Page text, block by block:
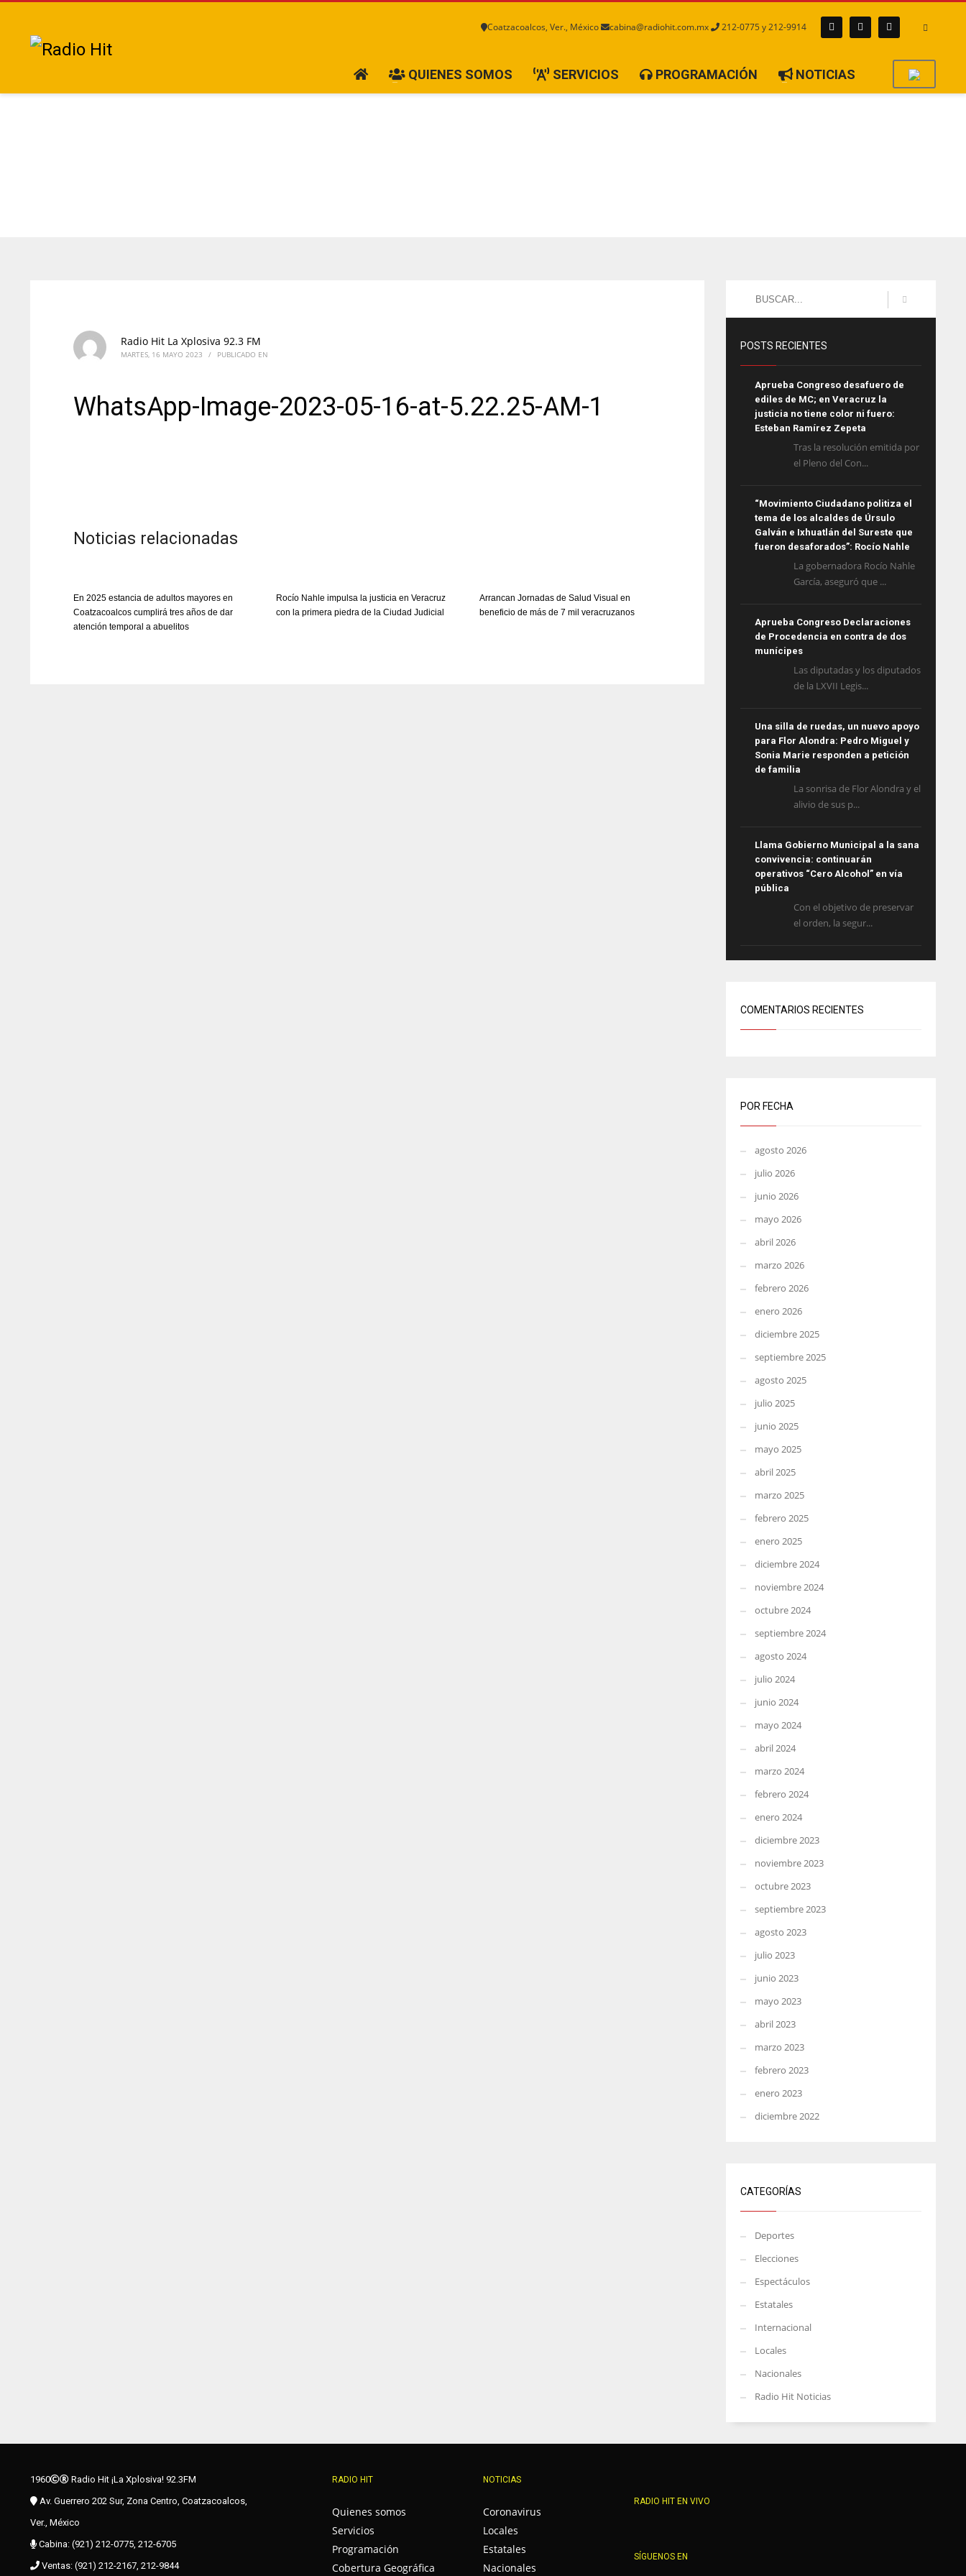
Coatzacoalcos, Ver., México cabina@radiohit.com.mx 212-0775 y 212-9914
QUIENES SOMOS SERVICIOS PROGRAMACIÓN NOTICIAS
Radio Hit La Xplosiva 92.3 FM
MARTES, 16 MAYO 2023 / PUBLICADO EN
WhatsApp-Image-2023-05-16-at-5.22.25-AM-1
Noticias relacionadas
En 2025 estancia de adultos mayores en
Coatzacoalcos cumplirá tres años de dar
atención temporal a abuelitos
Rocío Nahle impulsa la justicia en Veracruz
con la primera piedra de la Ciudad Judicial
Arrancan Jornadas de Salud Visual en
beneficio de más de 7 mil veracruzanos
POSTS RECIENTES
Aprueba Congreso desafuero de
ediles de MC; en Veracruz la
justicia no tiene color ni fuero:
Esteban Ramírez Zepeta
Tras la resolución emitida por
el Pleno del Con...
“Movimiento Ciudadano politiza el
tema de los alcaldes de Úrsulo
Galván e Ixhuatlán del Sureste que
fueron desaforados”: Rocío Nahle
La gobernadora Rocío Nahle
García, aseguró que ...
Aprueba Congreso Declaraciones
de Procedencia en contra de dos
munícipes
Las diputadas y los diputados
de la LXVII Legis...
Una silla de ruedas, un nuevo apoyo
para Flor Alondra: Pedro Miguel y
Sonia Marie responden a petición
de familia
La sonrisa de Flor Alondra y el
alivio de sus p...
Llama Gobierno Municipal a la sana
convivencia: continuarán
operativos “Cero Alcohol” en vía
pública
Con el objetivo de preservar
el orden, la segur...
COMENTARIOS RECIENTES
POR FECHA
agosto 2026
julio 2026
junio 2026
mayo 2026
abril 2026
marzo 2026
febrero 2026
enero 2026
diciembre 2025
septiembre 2025
agosto 2025
julio 2025
junio 2025
mayo 2025
abril 2025
marzo 2025
febrero 2025
enero 2025
diciembre 2024
noviembre 2024
octubre 2024
septiembre 2024
agosto 2024
julio 2024
junio 2024
mayo 2024
abril 2024
marzo 2024
febrero 2024
enero 2024
diciembre 2023
noviembre 2023
octubre 2023
septiembre 2023
agosto 2023
julio 2023
junio 2023
mayo 2023
abril 2023
marzo 2023
febrero 2023
enero 2023
diciembre 2022
CATEGORÍAS
Deportes
Elecciones
Espectáculos
Estatales
Internacional
Locales
Nacionales
Radio Hit Noticias
1960
Radio Hit ¡La Xplosiva! 92.3FM
Av. Guerrero 202 Sur, Zona Centro, Coatzacoalcos,
Ver., México
Cabina: (921) 212-0775, 212-6705
Ventas: (921) 212-2167, 212-9844
RADIO HIT
Quienes somos
Servicios
Programación
Cobertura Geográfica
NOTICIAS
Coronavirus
Locales
Estatales
Nacionales
RADIO HIT EN VIVO
SÍGUENOS EN